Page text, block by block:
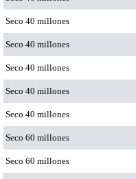
Seco 40 millones
Seco 40 millones
Seco 40 millones
Seco 40 millones
Seco 40 millones
Seco 60 millones
Seco 60 millones